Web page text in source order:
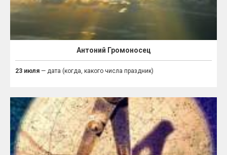
Антоний Громоносец
23 июля — дата (когда, какого числа праздник)